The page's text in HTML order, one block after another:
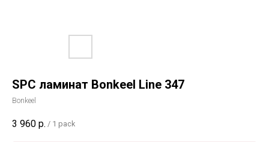
SPC ламинат Bonkeel Line 347
Bonkeel
3 960 р. / 1 pack